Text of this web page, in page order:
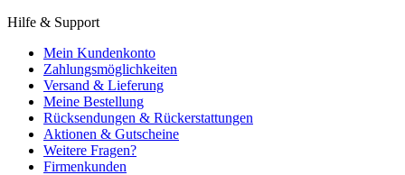
Hilfe & Support
Mein Kundenkonto
Zahlungsmöglichkeiten
Versand & Lieferung
Meine Bestellung
Rücksendungen & Rückerstattungen
Aktionen & Gutscheine
Weitere Fragen?
Firmenkunden